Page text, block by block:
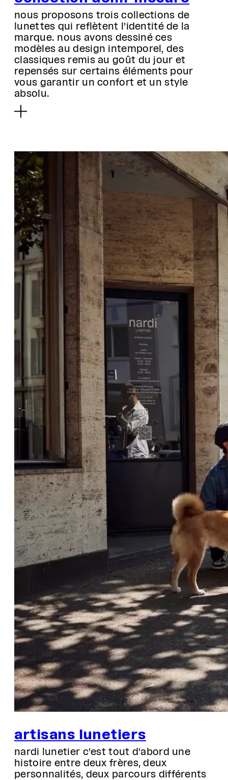
nous proposons trois collections de
lunettes qui reflètent l’identité de la
marque. nous avons dessiné ces
modèles au design intemporel, des
classiques remis au goût du jour et
repensés sur certains éléments pour
vous garantir un confort et un style
absolu.
artisans lunetiers
nardi lunetier c’est tout d’abord une
histoire entre deux frères, deux
personnalités, deux parcours différents